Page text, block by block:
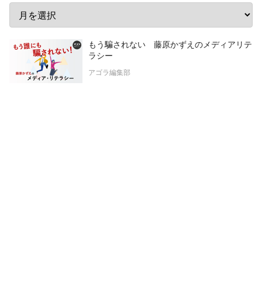
もう騙されない 藤原かずえのメディアリテ
ラシー
アゴラ編集部